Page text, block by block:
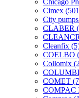
Chicago
Cimex
City pumps
CLABER
Cleanfix
COELBO
Collomix
COMET